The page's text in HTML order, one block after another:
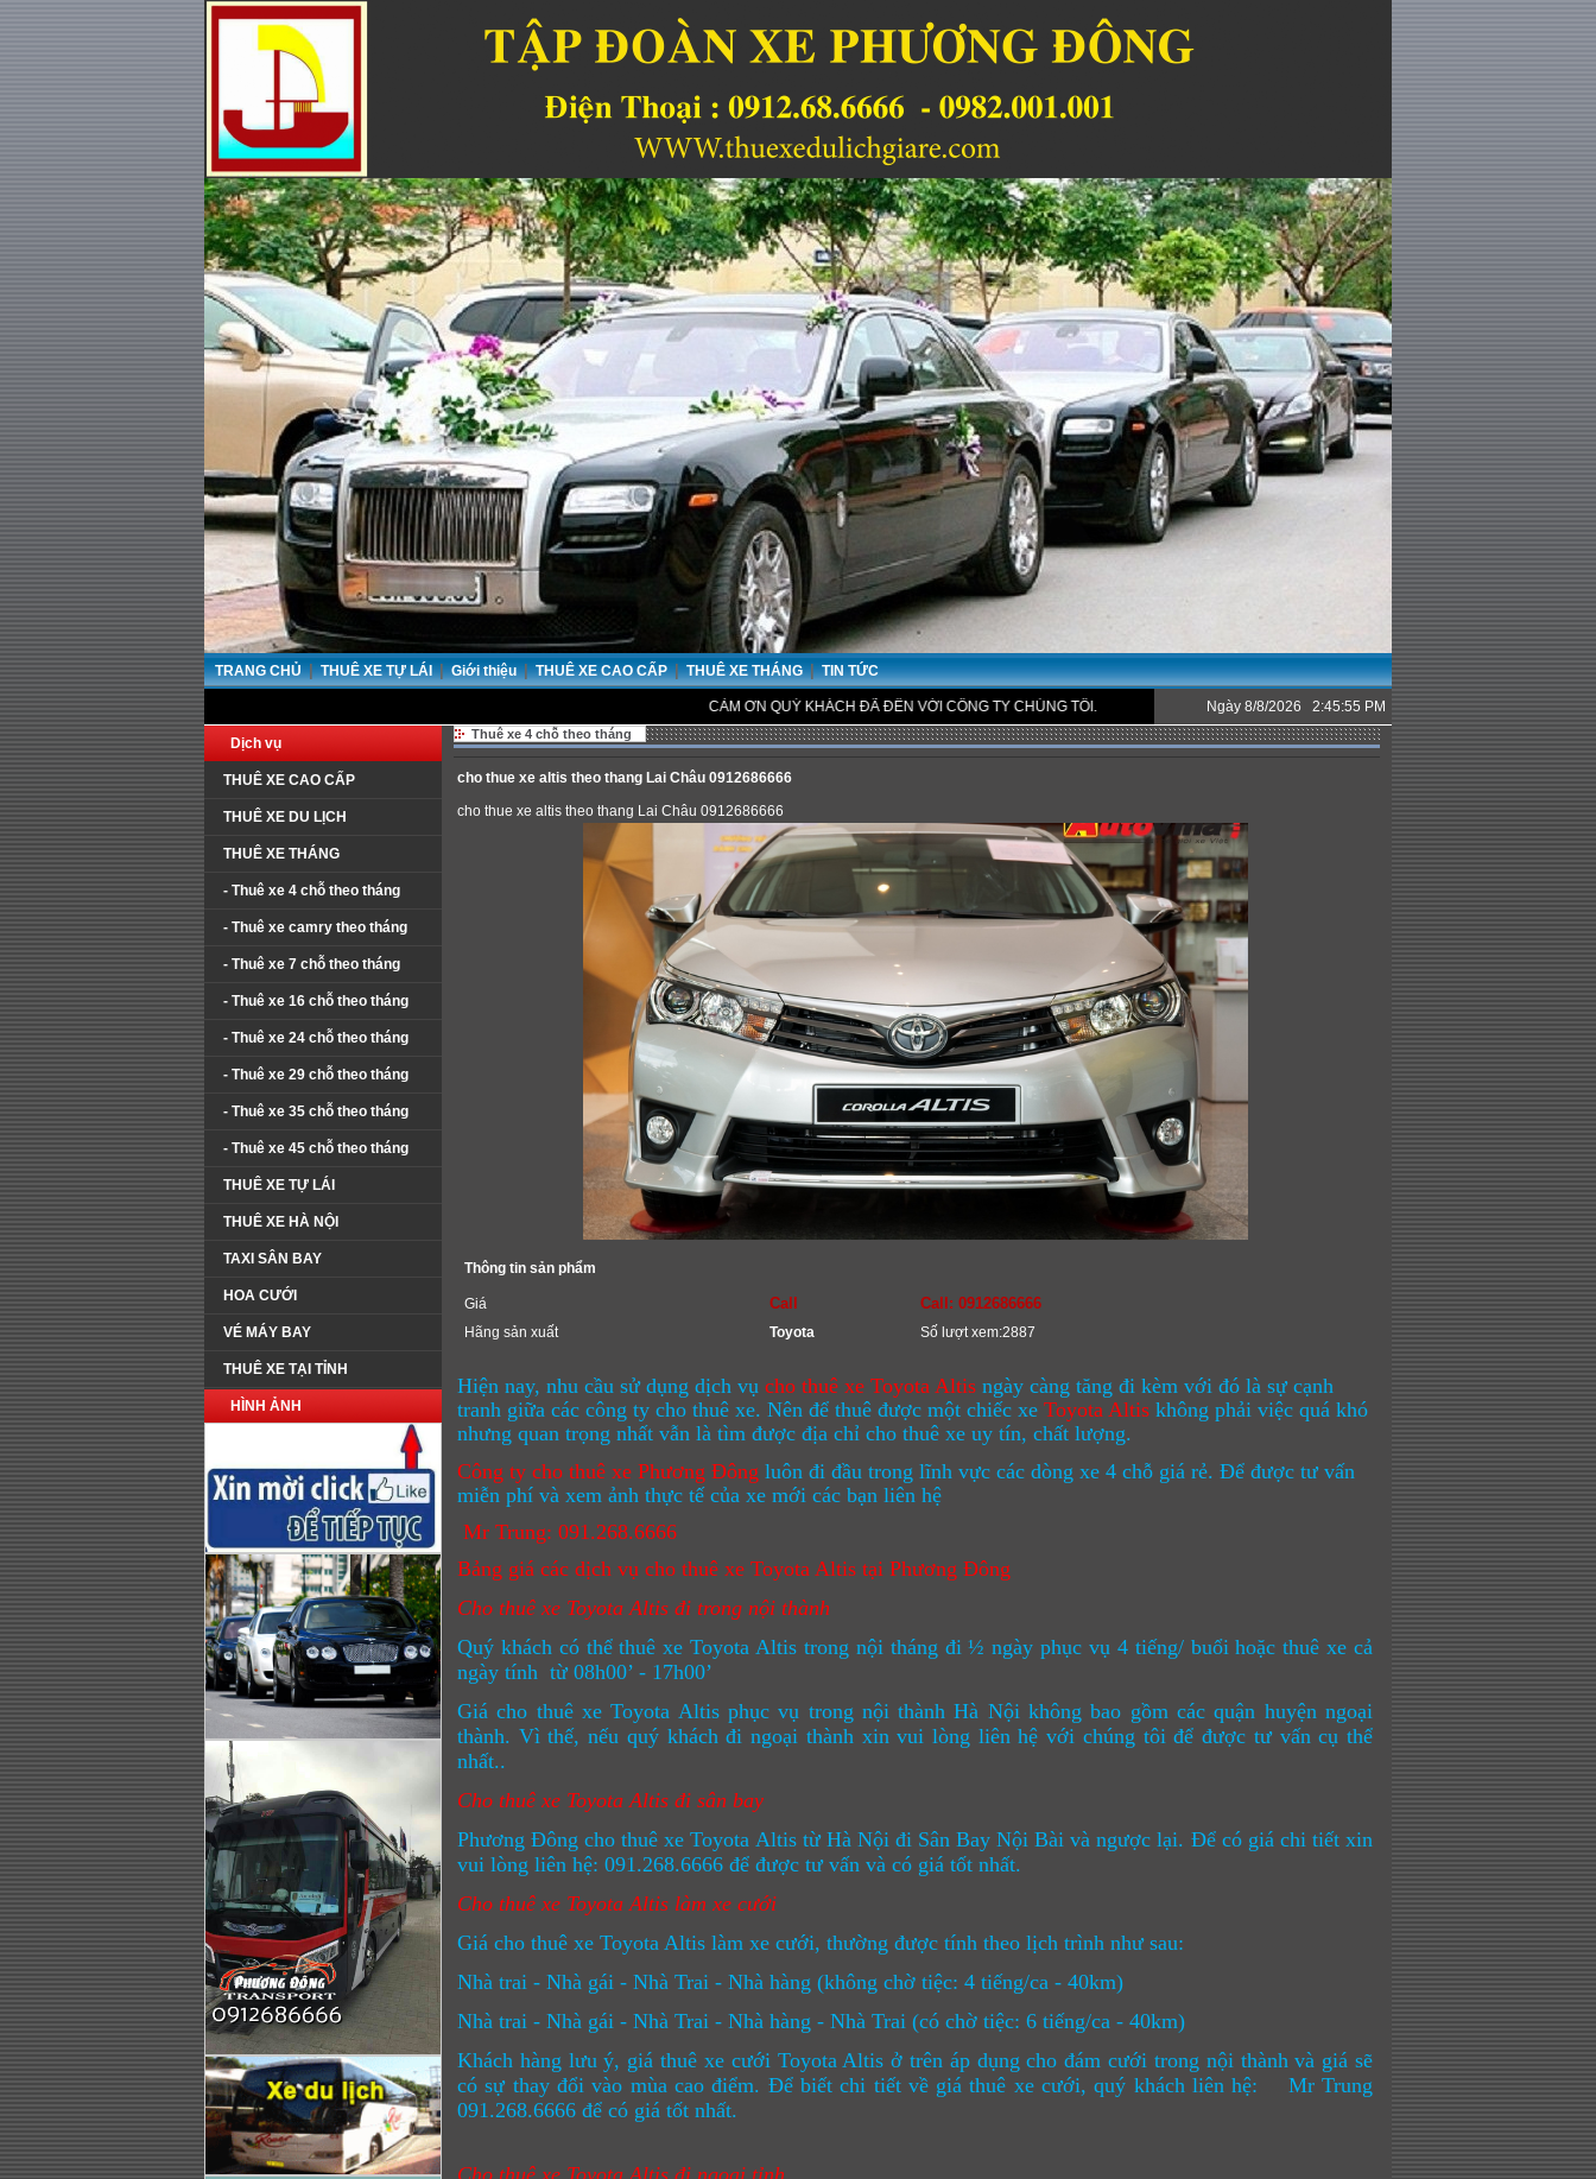
TRANG CHỦ | THUÊ XE TỰ LÁI | Giới thiệu | THUÊ XE CAO CẤP | THUÊ XE THÁNG | TIN TỨC
CẢM ƠN QUÝ KHÁCH ĐÃ ĐẾN VỚI CÔNG TY CHÚNG TÔI. Ngày 8/8/2026 2:45:55 PM
Dịch vụ
THUÊ XE CAO CẤP
THUÊ XE DU LỊCH
THUÊ XE THÁNG
- Thuê xe 4 chỗ theo tháng
- Thuê xe camry theo tháng
- Thuê xe 7 chỗ theo tháng
- Thuê xe 16 chỗ theo tháng
- Thuê xe 24 chỗ theo tháng
- Thuê xe 29 chỗ theo tháng
- Thuê xe 35 chỗ theo tháng
- Thuê xe 45 chỗ theo tháng
THUÊ XE TỰ LÁI
THUÊ XE HÀ NỘI
TAXI SÂN BAY
HOA CƯỚI
VÉ MÁY BAY
THUÊ XE TẠI TỈNH
HÌNH ẢNH
Thuê xe 4 chỗ theo tháng
cho thue xe altis theo thang Lai Châu 0912686666
cho thue xe altis theo thang Lai Châu 0912686666
Thông tin sản phẩm
Giá Call Call: 0912686666
Hãng sản xuất Toyota Số lượt xem:2887
Hiện nay, nhu cầu sử dụng dịch vụ cho thuê xe Toyota Altis ngày càng tăng đi kèm với đó là sự cạnh
tranh giữa các công ty cho thuê xe. Nên để thuê được một chiếc xe Toyota Altis không phải việc quá khó
nhưng quan trọng nhất vẫn là tìm được địa chỉ cho thuê xe uy tín, chất lượng.
Công ty cho thuê xe Phương Đông luôn đi đầu trong lĩnh vực các dòng xe 4 chỗ giá rẻ. Để được tư vấn
miễn phí và xem ảnh thực tế của xe mới các bạn liên hệ
Mr Trung: 091.268.6666
Bảng giá các dịch vụ cho thuê xe Toyota Altis tại Phương Đông
Cho thuê xe Toyota Altis đi trong nội thành
Quý khách có thể thuê xe Toyota Altis trong nội tháng đi ½ ngày phục vụ 4 tiếng/ buổi hoặc thuê xe cả
ngày tính từ 08h00’ - 17h00’
Giá cho thuê xe Toyota Altis phục vụ trong nội thành Hà Nội không bao gồm các quận huyện ngoại
thành. Vì thế, nếu quý khách đi ngoại thành xin vui lòng liên hệ với chúng tôi để được tư vấn cụ thể
nhất..
Cho thuê xe Toyota Altis đi sân bay
Phương Đông cho thuê xe Toyota Altis từ Hà Nội đi Sân Bay Nội Bài và ngược lại. Để có giá chi tiết xin
vui lòng liên hệ: 091.268.6666 để được tư vấn và có giá tốt nhất.
Cho thuê xe Toyota Altis làm xe cưới
Giá cho thuê xe Toyota Altis làm xe cưới, thường được tính theo lịch trình như sau:
Nhà trai - Nhà gái - Nhà Trai - Nhà hàng (không chờ tiệc: 4 tiếng/ca - 40km)
Nhà trai - Nhà gái - Nhà Trai - Nhà hàng - Nhà Trai (có chờ tiệc: 6 tiếng/ca - 40km)
Khách hàng lưu ý, giá thuê xe cưới Toyota Altis ở trên áp dụng cho đám cưới trong nội thành và giá sẽ
có sự thay đổi vào mùa cao điểm. Để biết chi tiết về giá thuê xe cưới, quý khách liên hệ: Mr Trung
091.268.6666 để có giá tốt nhất.
Cho thuê xe Toyota Altis đi ngoại tỉnh